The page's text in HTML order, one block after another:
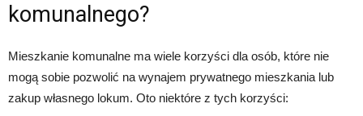
komunalnego?
Mieszkanie komunalne ma wiele korzyści dla osób, które nie
mogą sobie pozwolić na wynajem prywatnego mieszkania lub
zakup własnego lokum. Oto niektóre z tych korzyści: